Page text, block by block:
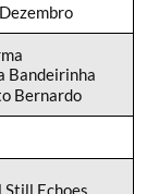
Bandeirinha
Bernardo
Echoes